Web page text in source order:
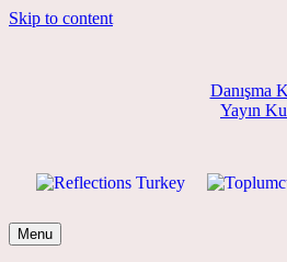
Skip to content
Danışma
Yayın
Menu